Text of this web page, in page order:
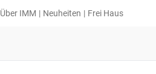
Über IMM Neuheiten Frei Haus